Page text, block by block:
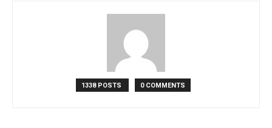
1338 POSTS 0 COMMENTS